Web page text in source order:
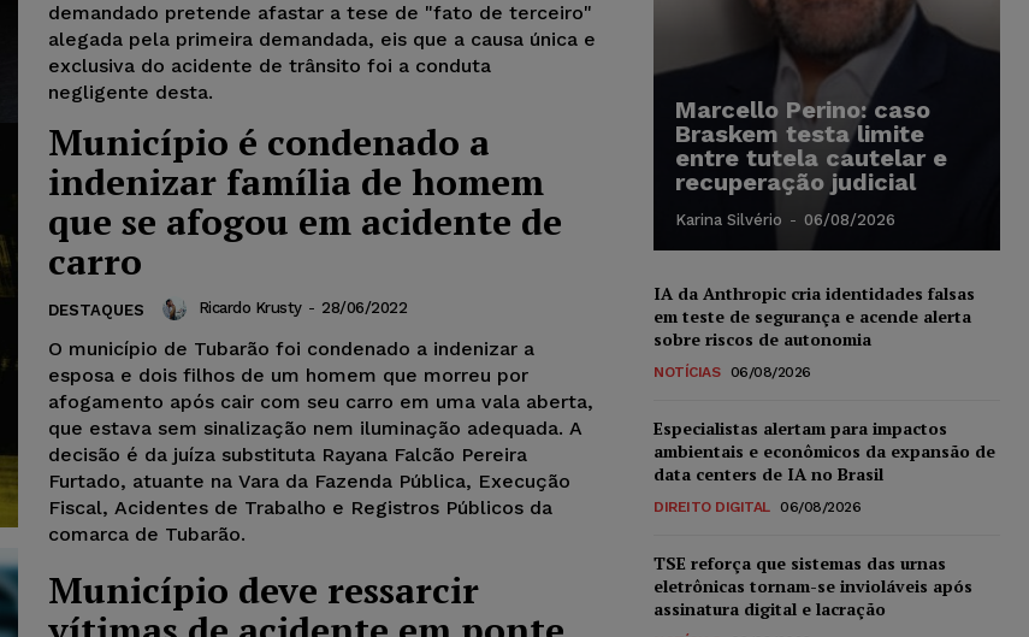
demandado pretende afastar a tese de "fato de terceiro"
alegada pela primeira demandada, eis que a causa única e
exclusiva do acidente de trânsito foi a conduta
negligente desta.
Município é condenado a
indenizar família de homem
que se afogou em acidente de
carro
DESTAQUES Ricardo Krusty - 28/06/2022
O município de Tubarão foi condenado a indenizar a
esposa e dois filhos de um homem que morreu por
afogamento após cair com seu carro em uma vala aberta,
que estava sem sinalização nem iluminação adequada. A
decisão é da juíza substituta Rayana Falcão Pereira
Furtado, atuante na Vara da Fazenda Pública, Execução
Fiscal, Acidentes de Trabalho e Registros Públicos da
comarca de Tubarão.
Município deve ressarcir
Marcello Perino: caso
Braskem testa limite
entre tutela cautelar e
recuperação judicial
Karina Silvério - 06/08/2026
IA da Anthropic cria identidades falsas
em teste de segurança e acende alerta
sobre riscos de autonomia
NOTÍCIAS 06/08/2026
Especialistas alertam para impactos
ambientais e econômicos da expansão de
data centers de IA no Brasil
DIREITO DIGITAL 06/08/2026
TSE reforça que sistemas das urnas
eletrônicas tornam-se invioláveis após
assinatura digital e lacração